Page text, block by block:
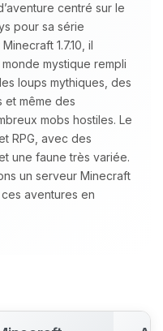
centré sur le
pour sa série
1.7.10, il
mystique rempli
loups mythiques, des
et même des
mobs hostiles. Le
RPG, avec des
une faune très variée.
un serveur Minecraft
aventures en